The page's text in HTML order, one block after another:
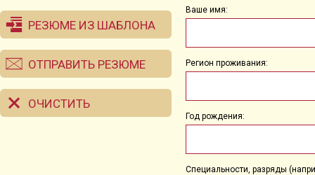
РЕЗЮМЕ ИЗ ШАБЛОНА
ОТПРАВИТЬ РЕЗЮМЕ
ОЧИСТИТЬ
Ваше имя:
Регион проживания:
Год рождения:
Специальности, разряды